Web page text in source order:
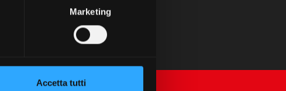
Marketing
Accetta tutti